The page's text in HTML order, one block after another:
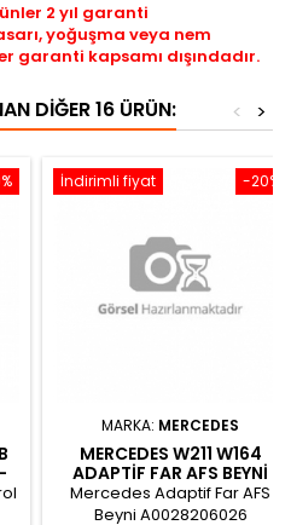
2 yıl garanti
yoğuşma veya nem
garanti kapsamı dışındadır.
DIĞER 16 ÜRÜN: >
<
-20%
İndirimli fiyat
MARKA: MERCEDES
MERCEDES W211 W164
ADAPTIF FAR AFS BEYNI
A0028206026
Mercedes Adaptif Far AFS
Beyni A0028206026